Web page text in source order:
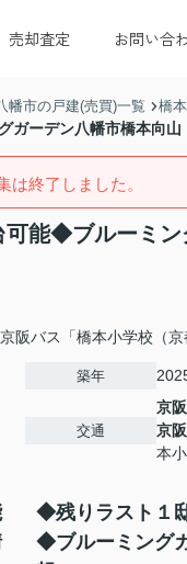
売却査定 お問い合
幡市の戸建(売買)一覧 橋
ーデン八幡市橋本向山
は終了しました。
能◆ブルーミン
阪バス「橋本小学校（
築年
交通
京
京
本
◆残りラスト１
◆ブルーミング